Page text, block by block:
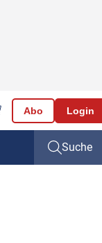
Abo Login
Suche